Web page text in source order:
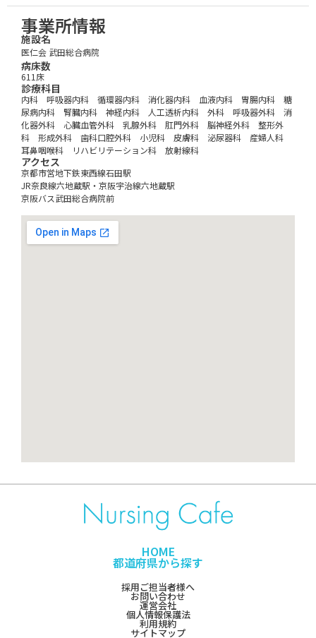
事業所情報
施設名
医仁会 武田総合病院
病床数
611床
診療科目
内科 呼吸器内科 循環器内科 消化器内科 血液内科 胃腸内科 糖
尿病内科 腎臓内科 神経内科 人工透析内科 外科 呼吸器外科 消
化器外科 心臓血管外科 乳腺外科 肛門外科 脳神経外科 整形外
科 形成外科 歯科口腔外科 小児科 皮膚科 泌尿器科 産婦人科
耳鼻咽喉科 リハビリテーション科 放射線科
アクセス
京都市営地下鉄東西線石田駅
JR奈良線六地蔵駅・京阪宇治線六地蔵駅
京阪バス武田総合病院前
HOME
都道府県から探す
採用ご担当者様へ
お問い合わせ
運営会社
個人情報保護法
利用規約
サイトマップ